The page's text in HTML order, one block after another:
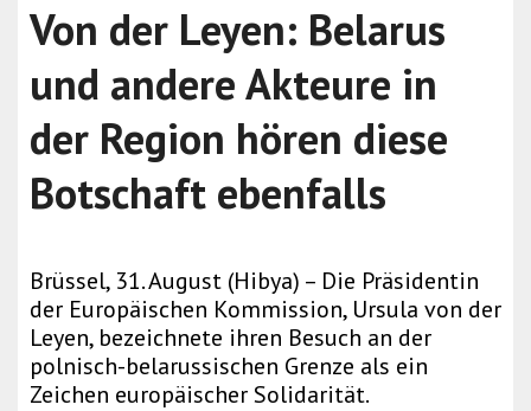
Von der Leyen: Belarus
und andere Akteure in
der Region hören diese
Botschaft ebenfalls
Brüssel, 31. August (Hibya) – Die Präsidentin
der Europäischen Kommission, Ursula von der
Leyen, bezeichnete ihren Besuch an der
polnisch-belarussischen Grenze als ein
Zeichen europäischer Solidarität.